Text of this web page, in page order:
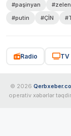
#paşinyan
#putin
#ÇİN
Radio TV
© 2026
operativ xəbərlər